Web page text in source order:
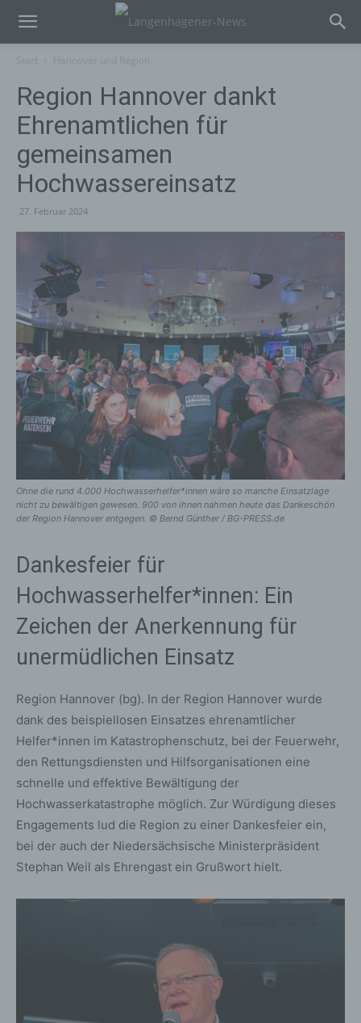
Region Hannover dankt
Ehrenamtlichen für
gemeinsamen
Hochwassereinsatz
27. Februar 2024
Ohne die rund 4.000 Hochwasserhelfer*innen wäre so manche Einsatzlage
nicht zu bewältigen gewesen. 900 von ihnen nahmen heute das Dankeschön
der Region Hannover entgegen. © Bernd Günther / BG-PRESS.de
Dankesfeier für
Hochwasserhelfer*innen: Ein
Zeichen der Anerkennung für
unermüdlichen Einsatz
Region Hannover (bg). In der Region Hannover wurde
dank des beispiellosen Einsatzes ehrenamtlicher
Helfer*innen im Katastrophenschutz, bei der Feuerwehr,
den Rettungsdiensten und Hilfsorganisationen eine
schnelle und effektive Bewältigung der
Hochwasserkatastrophe möglich. Zur Würdigung dieses
Engagements lud die Region zu einer Dankesfeier ein,
bei der auch der Niedersächsische Ministerpräsident
Stephan Weil als Ehrengast ein Grußwort hielt.